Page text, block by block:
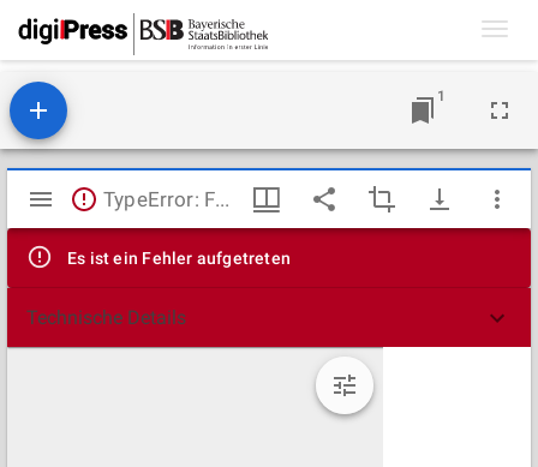
1
Mirador
Viewer
TypeError: Failed to fetch
Es ist ein Fehler aufgetreten
Technische Details